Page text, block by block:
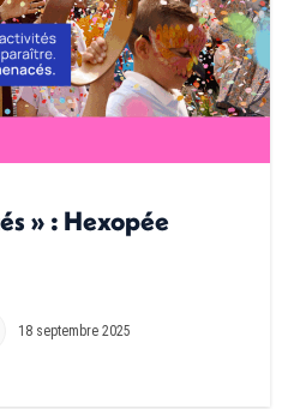
» : Hexopée
18 septembre 2025